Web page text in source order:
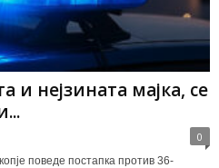
и нејзината мајка, се
0
поведе постапка против 36-